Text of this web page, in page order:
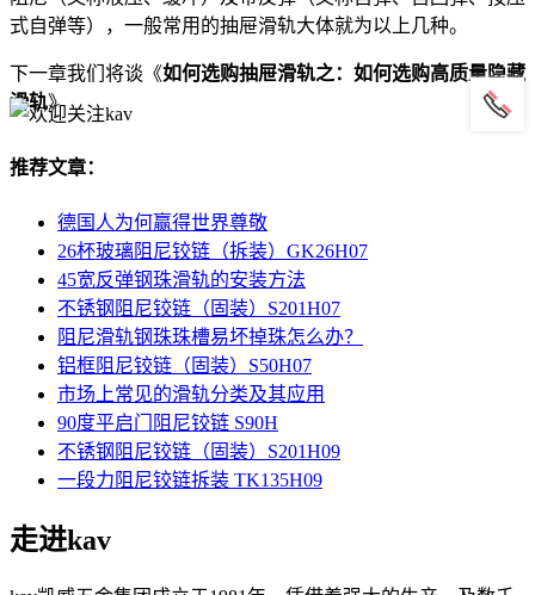
式自弹等），一般常用的抽屉滑轨大体就为以上几种。
下一章我们将谈《如何选购抽屉滑轨之：如何选购高质量隐藏
滑轨》
推荐文章：
德国人为何赢得世界尊敬
26杯玻璃阻尼铰链（拆装）GK26H07
45宽反弹钢珠滑轨的安装方法
不锈钢阻尼铰链（固装）S201H07
阻尼滑轨钢珠珠槽易坏掉珠怎么办？
铝框阻尼铰链（固装）S50H07
市场上常见的滑轨分类及其应用
90度平启门阻尼铰链 S90H
不锈钢阻尼铰链（固装）S201H09
一段力阻尼铰链拆装 TK135H09
走进kav